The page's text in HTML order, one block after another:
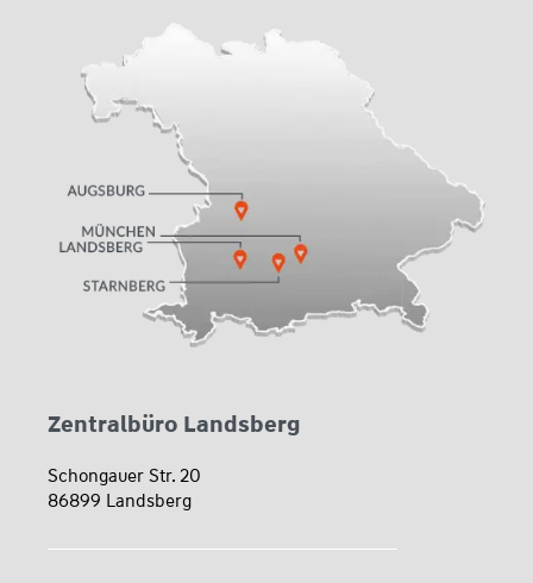
Zentralbüro Landsberg
Schongauer Str. 20
86899 Landsberg